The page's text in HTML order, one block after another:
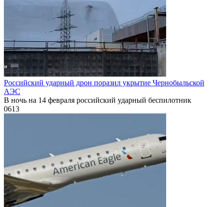
Российский ударный дрон поразил укрытие Чернобыльской
АЭС
В ночь на 14 февраля российский ударный беспилотник
0613